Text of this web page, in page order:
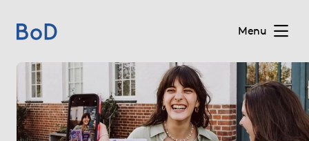
Menu
Home (current)
Prix